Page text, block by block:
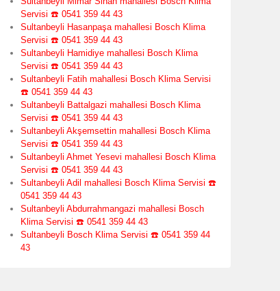
Servisi ☎️ 0541 359 44 43
Sultanbeyli Hasanpaşa mahallesi Bosch Klima
Servisi ☎️ 0541 359 44 43
Sultanbeyli Hamidiye mahallesi Bosch Klima
Servisi ☎️ 0541 359 44 43
Sultanbeyli Fatih mahallesi Bosch Klima Servisi
☎️ 0541 359 44 43
Sultanbeyli Battalgazi mahallesi Bosch Klima
Servisi ☎️ 0541 359 44 43
Sultanbeyli Akşemsettin mahallesi Bosch Klima
Servisi ☎️ 0541 359 44 43
Sultanbeyli Ahmet Yesevi mahallesi Bosch Klima
Servisi ☎️ 0541 359 44 43
Sultanbeyli Adil mahallesi Bosch Klima Servisi ☎️
0541 359 44 43
Sultanbeyli Abdurrahmangazi mahallesi Bosch
Klima Servisi ☎️ 0541 359 44 43
Sultanbeyli Bosch Klima Servisi ☎️ 0541 359 44
43